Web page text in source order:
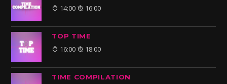
14:00 16:00
TOP TIME
16:00 18:00
TIME COMPILATION